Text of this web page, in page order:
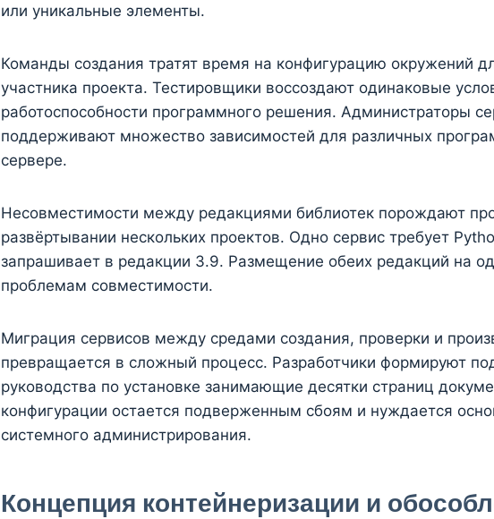
или уникальные элементы.
Команды создания тратят время на конфигурацию окружений
участника проекта. Тестировщики воссоздают одинаковые
работоспособности программного решения. Администраторы
поддерживают множество зависимостей для различных
сервере.
Несовместимости между редакциями библиотек порождают
развёртывании нескольких проектов. Одно сервис требует
запрашивает в редакции 3.9. Размещение обеих редакций на
проблемам совместимости.
Миграция сервисов между средами создания, проверки и
превращается в сложный процесс. Разработчики формируют
руководства по установке занимающие десятки страниц
конфигурации остается подверженным сбоям и нуждается
системного администрирования.
Концепция контейнеризации и